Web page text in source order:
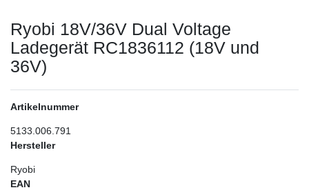
Ryobi 18V/36V Dual Voltage
Ladegerät RC1836112 (18V und
36V)
Artikelnummer
5133.006.791
Hersteller
Ryobi
EAN